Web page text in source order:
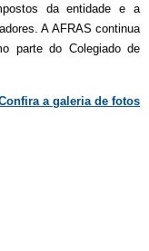
da entidade e a
A AFRAS continua
parte do Colegiado de
a galeria de fotos